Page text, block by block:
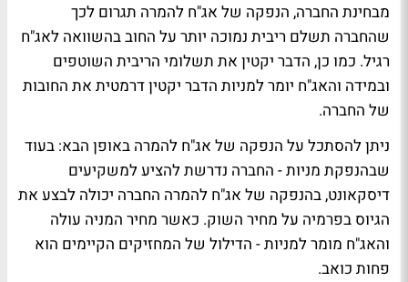
מבחינת החברה, הנפקה של אג"ח להמרה תגרום לכך
שהחברה תשלם ריבית נמוכה יותר על החוב בהשוואה לאג"ח
רגיל. כמו כן, הדבר יקטין את תשלומי הריבית השוטפים
ובמידה והאג"ח יומר למניות הדבר יקטין דרמטית את החובות
של החברה.
ניתן להסתכל על הנפקה של אג"ח להמרה באופן הבא: בעוד
שבהנפקת מניות - החברה נדרשת להציע למשקיעים
דיסקאונט, בהנפקה של אג"ח להמרה החברה יכולה לבצע את
הגיוס בפרמיה על מחיר השוק. כאשר מחיר המניה עולה
והאג"ח מומר למניות - הדילול של המחזיקים הקיימים הוא
פחות כואב.